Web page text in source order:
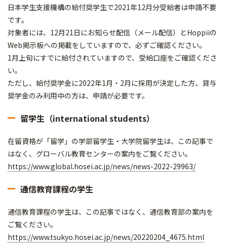
日本学生支援機構の給付奨学生で2021年12月分受給者は申請不要
です。
対象者には、12月21日にお知らせ配信（メール配信）とHoppiiの
Web掲示板への掲載をしていますので、必ずご確認ください。
1月上旬にすでに給付されていますので、受給口座をご確認くださ
い。
ただし、給付奨学金に2022年1月・2月に採用が決定した方、貸与
奨学金のみ利用中の方は、申請が必要です。
留学生（international students）
在留資格が「留学」の学部留学生・大学院留学生は、この記事で
はなく、グローバル教育センターの案内をご覧ください。
https://www.global.hosei.ac.jp/news/news-2022-29963/
通信教育課程の学生
通信教育課程の学生は、この記事ではなく、通信教育部の案内を
ご覧ください。
https://www.tsukyo.hosei.ac.jp/news/20220204_4675.html